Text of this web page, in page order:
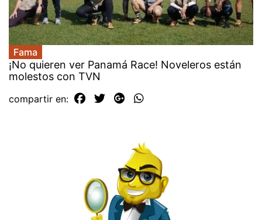
Fama
¡No quieren ver Panamá Race! Noveleros están
molestos con TVN
compartir en: